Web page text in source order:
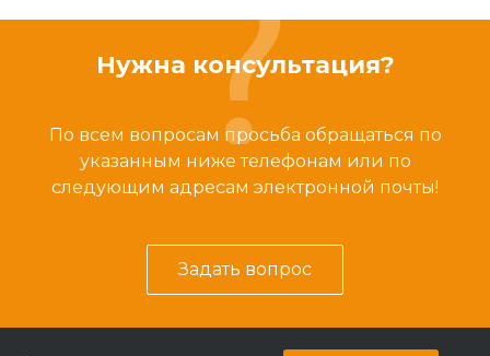
Нужна консультация?
По всем вопросам просьба обращаться по
указанным ниже телефонам или по
следующим адресам электронной почты!
Задать вопрос